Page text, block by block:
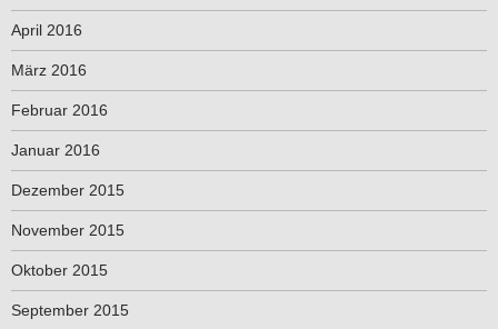
April 2016
März 2016
Februar 2016
Januar 2016
Dezember 2015
November 2015
Oktober 2015
September 2015